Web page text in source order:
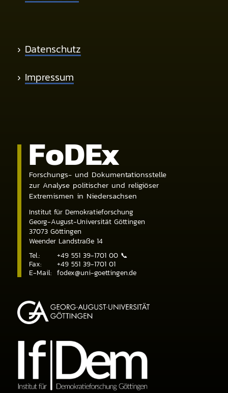
› Datenschutz
› Impressum
FoDEx
Forschungs- und Dokumentationsstelle
zur Analyse politischer und religiöser
Extremismen in Niedersachsen
Institut für Demokratieforschung
Georg-August-Universität Göttingen
37073 Göttingen
Weender Landstraße 14
Tel.:
+49 551 39-1701 00 📞
Fax:
+49 551 39-1701 01
E-Mail: fodex@uni-goettingen.de